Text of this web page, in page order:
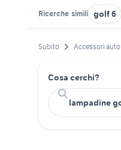
Ricerche simili golf 6
Subito Accessori auto
Cosa cerchi?